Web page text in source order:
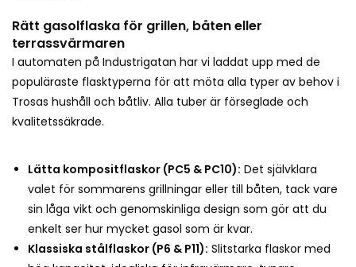
Rätt gasolflaska för grillen, båten eller
terrassvärmaren
I automaten på Industrigatan har vi laddat upp med de
populäraste flasktyperna för att möta alla typer av behov i
Trosas hushåll och båtliv. Alla tuber är förseglade och
kvalitetssäkrade.
Lätta kompositflaskor (PC5 & PC10): Det självklara
valet för sommarens grillningar eller till båten, tack vare
sin låga vikt och genomskinliga design som gör att du
enkelt ser hur mycket gasol som är kvar.
Klassiska stålflaskor (P6 & P11): Slitstarka flaskor med